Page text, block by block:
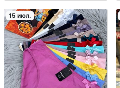
15 июл.